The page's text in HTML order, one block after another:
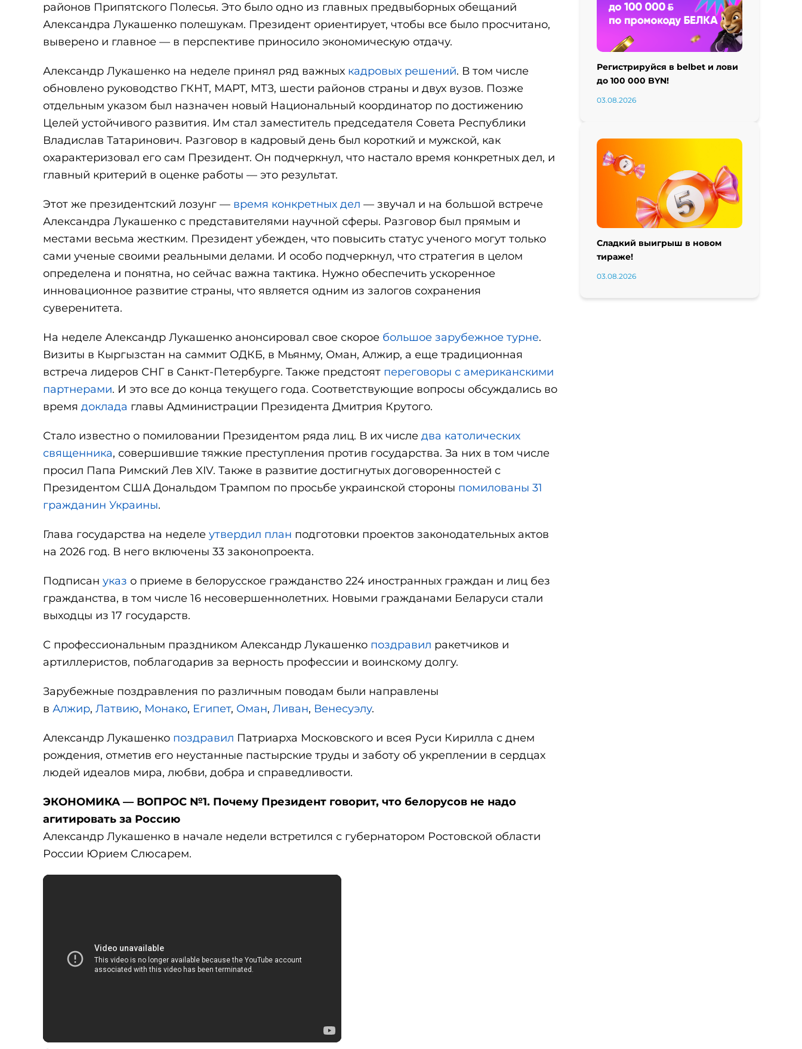
районов Припятского Полесья. Это было одно из главных предвыборных обещаний
Александра Лукашенко полешукам. Президент ориентирует, чтобы все было просчитано,
выверено и главное — в перспективе приносило экономическую отдачу.
Александр Лукашенко на неделе принял ряд важных кадровых решений. В том числе
обновлено руководство ГКНТ, МАРТ, МТЗ, шести районов страны и двух вузов. Позже
отдельным указом был назначен новый Национальный координатор по достижению
Целей устойчивого развития. Им стал заместитель председателя Совета Республики
Владислав Татаринович. Разговор в кадровый день был короткий и мужской, как
охарактеризовал его сам Президент. Он подчеркнул, что настало время конкретных дел, и
главный критерий в оценке работы — это результат.
Этот же президентский лозунг — время конкретных дел — звучал и на большой встрече
Александра Лукашенко с представителями научной сферы. Разговор был прямым и
местами весьма жестким. Президент убежден, что повысить статус ученого могут только
сами ученые своими реальными делами. И особо подчеркнул, что стратегия в целом
определена и понятна, но сейчас важна тактика. Нужно обеспечить ускоренное
инновационное развитие страны, что является одним из залогов сохранения
суверенитета.
На неделе Александр Лукашенко анонсировал свое скорое большое зарубежное турне.
Визиты в Кыргызстан на саммит ОДКБ, в Мьянму, Оман, Алжир, а еще традиционная
встреча лидеров СНГ в Санкт-Петербурге. Также предстоят переговоры с американскими
партнерами. И это все до конца текущего года. Соответствующие вопросы обсуждались во
время доклада главы Администрации Президента Дмитрия Крутого.
Стало известно о помиловании Президентом ряда лиц. В их числе два католических
священника, совершившие тяжкие преступления против государства. За них в том числе
просил Папа Римский Лев XIV. Также в развитие достигнутых договоренностей с
Президентом США Дональдом Трампом по просьбе украинской стороны помилованы 31
гражданин Украины.
Глава государства на неделе утвердил план подготовки проектов законодательных актов
на 2026 год. В него включены 33 законопроекта.
Подписан указ о приеме в белорусское гражданство 224 иностранных граждан и лиц без
гражданства, в том числе 16 несовершеннолетних. Новыми гражданами Беларуси стали
выходцы из 17 государств.
С профессиональным праздником Александр Лукашенко поздравил ракетчиков и
артиллеристов, поблагодарив за верность профессии и воинскому долгу.
Зарубежные поздравления по различным поводам были направлены
в Алжир, Латвию, Монако, Египет, Оман, Ливан, Венесуэлу.
Александр Лукашенко поздравил Патриарха Московского и всея Руси Кирилла с днем
рождения, отметив его неустанные пастырские труды и заботу об укреплении в сердцах
людей идеалов мира, любви, добра и справедливости.
ЭКОНОМИКА — ВОПРОС №1. Почему Президент говорит, что белорусов не надо
агитировать за Россию
Александр Лукашенко в начале недели встретился с губернатором Ростовской области
России Юрием Слюсарем.
Регистрируйся в belbet и лови
до 100 000 BYN!
03.08.2026
Сладкий выигрыш в новом
тираже!
03.08.2026